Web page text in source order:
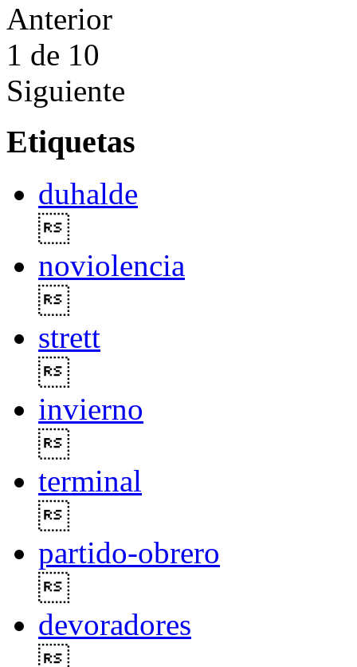
Anterior
1 de 10
Siguiente
Etiquetas
duhalde
noviolencia
strett
invierno
terminal
partido-obrero
devoradores